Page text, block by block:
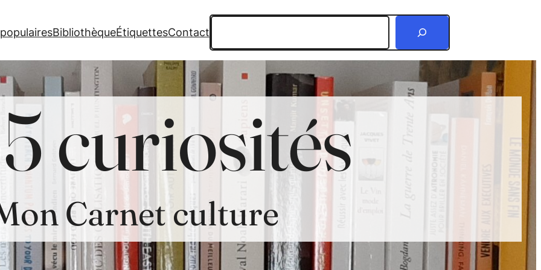
BibliothèqueÉtiquettesContact
curiosités
Carnet culture